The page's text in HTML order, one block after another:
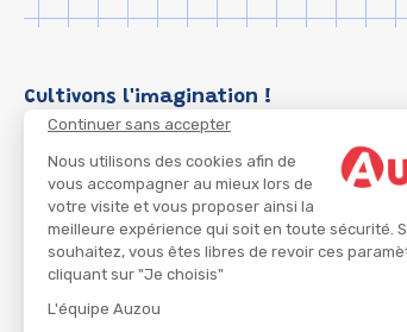
Continuer sans accepter
Nous utilisons des cookies afin de
vous accompagner au mieux lors de
votre visite et vous proposer ainsi la
meilleure expérience qui soit en toute sécurité.
souhaitez, vous êtes libres de revoir ces
cliquant sur "Je choisis"
L'équipe Auzou
Cultivons l'imagination !